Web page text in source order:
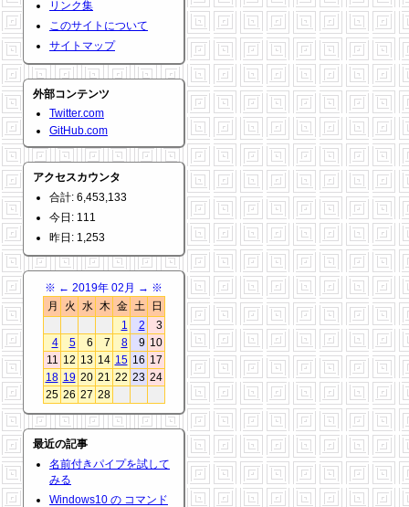
リンク集
このサイトについて
サイトマップ
外部コンテンツ
Twitter.com
GitHub.com
アクセスカウンタ
合計: 6,453,133
今日: 111
昨日: 1,253
※ ← 2019年 02月 → ※
月
火 水 木 金 土
日
1
2
3
4
5 6 7 8 9 10
11 12 13 14 15 16 17
18 19 20 21 22 23 24
25 26 27 28
最近の記事
名前付きパイプを試して
みる
Windows10 の コマンド